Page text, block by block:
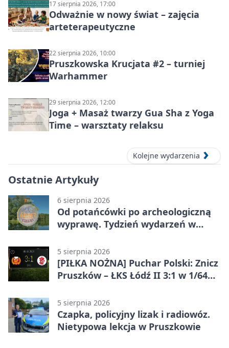
17 sierpnia 2026, 17:00
Odważnie w nowy świat – zajęcia
arteterapeutyczne
22 sierpnia 2026, 10:00
Pruszkowska Krucjata #2 – turniej
Warhammer
29 sierpnia 2026, 12:00
Joga + Masaż twarzy Gua Sha z Yoga
Time – warsztaty relaksu
Kolejne wydarzenia
Ostatnie Artykuły
6 sierpnia 2026
Od potańcówki po archeologiczną
wyprawę. Tydzień wydarzeń w
5 sierpnia 2026
[PIŁKA NOŻNA] Puchar Polski: Znicz
Pruszków – ŁKS Łódź II 3:1 w 1/64
5 sierpnia 2026
Czapka, policyjny lizak i radiowóz.
Nietypowa lekcja w Pruszkowie